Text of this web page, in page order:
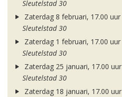
Sleutelstad 30
Zaterdag 8 februari, 17.00 uur
Sleutelstad 30
Zaterdag 1 februari, 17.00 uur
Sleutelstad 30
Zaterdag 25 januari, 17.00 uur
Sleutelstad 30
Zaterdag 18 januari, 17.00 uur